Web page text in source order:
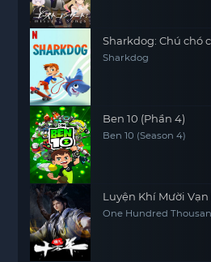
Sharkdog: Chú chó
Sharkdog
Ben 10 (Phần 4)
Ben 10 (Season 4)
Luyện Khí Mười
One Hundred